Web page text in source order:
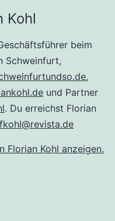
Kohl
beim
Schweinfurt,
,
und Partner
. Du erreichst Florian
fkohl@revista.de
Florian Kohl anzeigen.